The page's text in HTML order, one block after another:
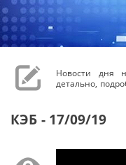
Новости дня
детально,
КЭБ - 17/09/19